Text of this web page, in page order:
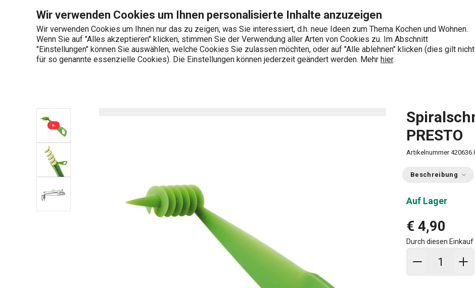
Wir verwenden Cookies um Ihnen personalisierte Inhalte anzuzeigen
Wir verwenden Cookies um Ihnen nur das zu zeigen, was Sie interessiert, d.h. neue Ideen zum Thema Kochen und Wohnen.
Wenn Sie auf "Alles akzeptieren" klicken, stimmen Sie der Verwendung aller Arten von Cookies zu. Im Abschnitt
"Einstellungen" können Sie auswählen, welche Cookies Sie zulassen möchten, oder auf "Alle ablehnen" klicken (dies gilt nicht
für so genannte essenzielle Cookies). Die Einstellungen können jederzeit geändert werden. Mehr hier.
Zum Hauptinhalt springen
Zur Suche springen
Zur Navigation springen
Produktkategorien +436 703 082 960
Mo-Fr 08:00-16:00
Wonach suchen Sie?
PRESTO
Artikelnummer
Beschreibung
Auf Lager
€ 4,90
Durch diesen
In den